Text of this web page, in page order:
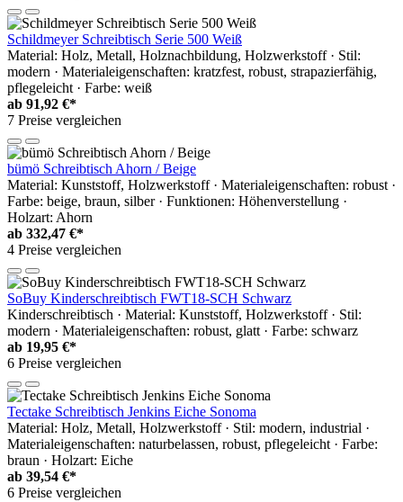
Schildmeyer Schreibtisch Serie 500 Weiß
Material: Holz, Metall, Holznachbildung, Holzwerkstoff · Stil:
modern · Materialeigenschaften: kratzfest, robust, strapazierfähig,
pflegeleicht · Farbe: weiß
ab 91,92 €*
7 Preise vergleichen
bümö Schreibtisch Ahorn / Beige
Material: Kunststoff, Holzwerkstoff · Materialeigenschaften: robust ·
Farbe: beige, braun, silber · Funktionen: Höhenverstellung ·
Holzart: Ahorn
ab 332,47 €*
4 Preise vergleichen
SoBuy Kinderschreibtisch FWT18-SCH Schwarz
Kinderschreibtisch · Material: Kunststoff, Holzwerkstoff · Stil:
modern · Materialeigenschaften: robust, glatt · Farbe: schwarz
ab 19,95 €*
6 Preise vergleichen
Tectake Schreibtisch Jenkins Eiche Sonoma
Material: Holz, Metall, Holzwerkstoff · Stil: modern, industrial ·
Materialeigenschaften: naturbelassen, robust, pflegeleicht · Farbe:
braun · Holzart: Eiche
ab 39,54 €*
6 Preise vergleichen